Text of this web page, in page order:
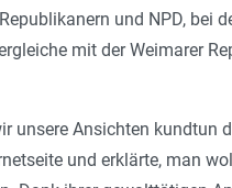
und NPD, bei
mit der Weimarer
unsere Ansichten kundtun
und erklärte, man